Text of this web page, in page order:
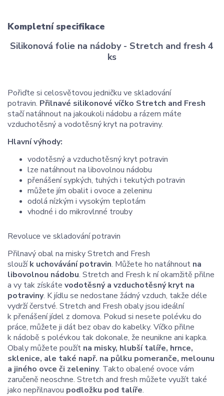
Kompletní specifikace
Silikonová folie na nádoby - Stretch and fresh 4
ks
Pořiďte si celosvětovou jedničku ve skladování
potravin. Přilnavé silikonové víčko Stretch and Fresh
stačí natáhnout na jakoukoli nádobu a rázem máte
vzduchotěsný a vodotěsný kryt na potraviny.
Hlavní výhody:
vodotěsný a vzduchotěsný kryt potravin
lze natáhnout na libovolnou nádobu
přenášení sypkých, tuhých i tekutých potravin
můžete jím obalit i ovoce a zeleninu
odolá nízkým i vysokým teplotám
vhodné i do mikrovlnné trouby
Revoluce ve skladování potravin
Přilnavý obal na misky Stretch and Fresh
sloužík uchovávání potravin. Můžete ho natáhnout na
libovolnou nádobu. Stretch and Fresh k ní okamžitě přilne
a vy tak získáte vodotěsný a vzduchotěsný kryt na
potraviny. K jídlu se nedostane žádný vzduch, takže déle
vydrží čerstvé. Stretch and Fresh obaly jsou ideální
k přenášení jídel z domova. Pokud si nesete polévku do
práce, můžete ji dát bez obav do kabelky. Víčko přilne
k nádobě s polévkou tak dokonale, že neunikne ani kapka.
Obaly můžete použít na misky, hlubší talíře, hrnce,
sklenice, ale také např. na půlku pomeranče, melounu
a jiného ovce či zeleniny. Takto obalené ovoce vám
zaručeně neoschne. Stretch and fresh můžete využít také
jako nepřilnavou podložku pod talíře.